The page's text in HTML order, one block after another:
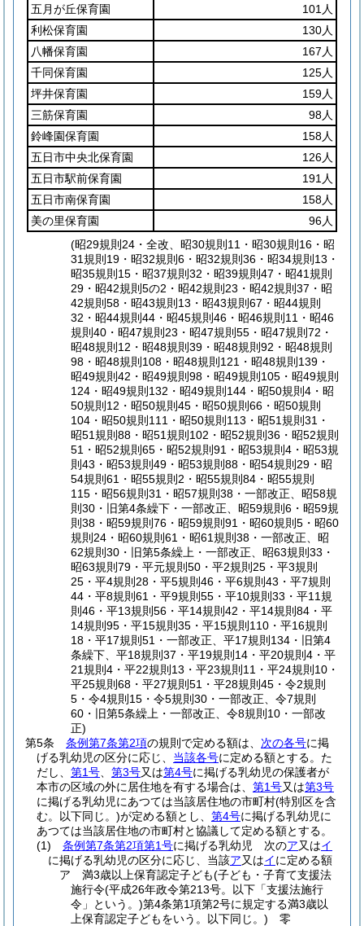
五月が丘保育園
101人
利松保育園
130人
八幡保育園
167人
千同保育園
125人
坪井保育園
159人
三筋保育園
98人
鈴峰園保育園
158人
五日市中央北保育園
126人
五日市駅前保育園
191人
五日市南保育園
158人
美の里保育園
96人
(昭29規則24・全改、昭30規則11・昭30規則16・昭
31規則19・昭32規則6・昭32規則36・昭34規則13・
昭35規則15・昭37規則32・昭39規則47・昭41規則
29・昭42規則5の2・昭42規則23・昭42規則37・昭
42規則58・昭43規則13・昭43規則67・昭44規則
32・昭44規則44・昭45規則46・昭46規則11・昭46
規則40・昭47規則23・昭47規則55・昭47規則72・
昭48規則12・昭48規則39・昭48規則92・昭48規則
98・昭48規則108・昭48規則121・昭48規則139・
昭49規則42・昭49規則98・昭49規則105・昭49規則
124・昭49規則132・昭49規則144・昭50規則4・昭
50規則12・昭50規則45・昭50規則66・昭50規則
104・昭50規則111・昭50規則113・昭51規則31・
昭51規則88・昭51規則102・昭52規則36・昭52規則
51・昭52規則65・昭52規則91・昭53規則4・昭53規
則43・昭53規則49・昭53規則88・昭54規則29・昭
54規則61・昭55規則2・昭55規則84・昭55規則
115・昭56規則31・昭57規則38・一部改正、昭58規
則30・旧第4条繰下・一部改正、昭59規則6・昭59規
則38・昭59規則76・昭59規則91・昭60規則5・昭60
規則24・昭60規則61・昭61規則38・一部改正、昭
62規則30・旧第5条繰上・一部改正、昭63規則33・
昭63規則79・平元規則50・平2規則25・平3規則
25・平4規則28・平5規則46・平6規則43・平7規則
44・平8規則61・平9規則55・平10規則33・平11規
則46・平13規則56・平14規則42・平14規則84・平
14規則95・平15規則35・平15規則110・平16規則
18・平17規則51・一部改正、平17規則134・旧第4
条繰下、平18規則37・平19規則14・平20規則4・平
21規則4・平22規則13・平23規則11・平24規則10・
平25規則68・平27規則51・平28規則45・令2規則
5・令4規則15・令5規則30・一部改正、令7規則
60・旧第5条繰上・一部改正、令8規則10・一部改
正)
第5条
条例第7条第2項の規則で定める額は、 次の各号に掲
げる乳幼児の区分に応じ、 当該各号に定める額とする。 た
だし、 第1号 第3号又は第4号に掲げる乳幼児の保護者が
本市の区域の外に居住地を有する場合は、 第1号又は第3号
に掲げる乳幼児にあつては当該居住地の市町村(特別区を含
む。以下同じ。)が定める額とし、 第4号に掲げる乳幼児に
あつては当該居住地の市町村と協議して定める額とする。
(1)
条例第7条第2項第1号に掲げる乳幼児 次のア又はイ
に掲げる乳幼児の区分に応じ、当該ア又はイに定める額
ア
満3歳以上保育認定子ども(子ども・子育て支援法
施行令(平成26年政令第213号。以下「支援法施行
令」という。)第4条第1項第2号に規定する満3歳以
上保育認定子どもをいう。以下同じ。) 零